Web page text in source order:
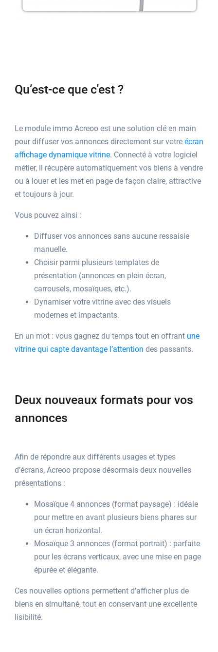
Qu’est-ce que c'est ?
Le module immo Acreoo est une solution clé en main
pour diffuser vos annonces directement sur votre écran
affichage dynamique vitrine. Connecté à votre logiciel
métier, il récupère automatiquement vos biens à vendre
ou à louer et les met en page de façon claire, attractive
et toujours à jour.
Vous pouvez ainsi :
Diffuser vos annonces sans aucune ressaisie
manuelle.
Choisir parmi plusieurs templates de
présentation (annonces en plein écran,
carrousels, mosaïques, etc.).
Dynamiser votre vitrine avec des visuels
modernes et impactants.
En un mot : vous gagnez du temps tout en offrant une
vitrine qui capte davantage l’attention des passants.
Deux nouveaux formats pour vos
annonces
Afin de répondre aux différents usages et types
d’écrans, Acreoo propose désormais deux nouvelles
présentations :
Mosaïque 4 annonces (format paysage) : idéale
pour mettre en avant plusieurs biens phares sur
un écran horizontal.
Mosaïque 3 annonces (format portrait) : parfaite
pour les écrans verticaux, avec une mise en page
épurée et élégante.
Ces nouvelles options permettent d’afficher plus de
biens en simultané, tout en conservant une excellente
lisibilité.